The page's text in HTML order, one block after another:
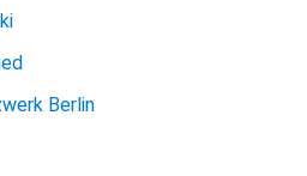
Berlin